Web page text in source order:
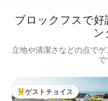
ブロックフスで
立地や清潔さなどの点で
で
大好評のゲストチョイスです
ゲストチョイス